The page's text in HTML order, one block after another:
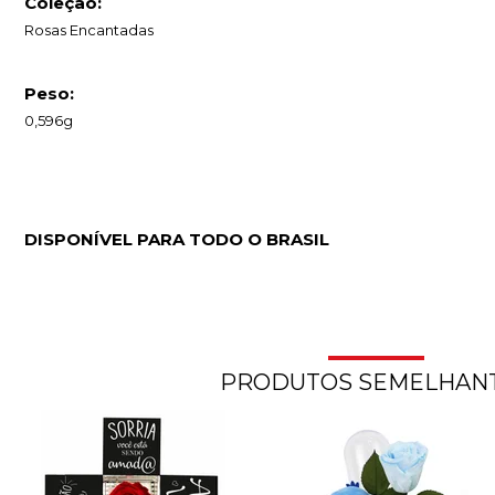
Rosas Encantadas
Peso:
0,596g
DISPONÍVEL PARA TODO O BRASIL
PRODUTOS